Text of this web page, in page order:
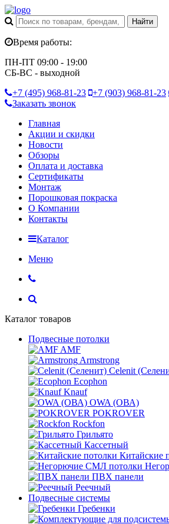
Время работы:
ПН-ПТ 09:00 - 19:00
СБ-ВС - выходной
+7 (495) 968-81-23 +7 (903) 968-81-23
Заказать звонок
Главная
Акции и скидки
Новости
Обзоры
Оплата и доставка
Сертификаты
Монтаж
Порошковая покраска
О Компании
Контакты
Каталог
Меню
Каталог товаров
Подвесные потолки
AMF
Armstrong
Celenit
Ecophon
Knauf
OWA (ОВА)
POKROVER
Rockfon
Грильято
Кассетный
Китайские
ПВХ панели
Реечный
Подвесные системы
Гребенки